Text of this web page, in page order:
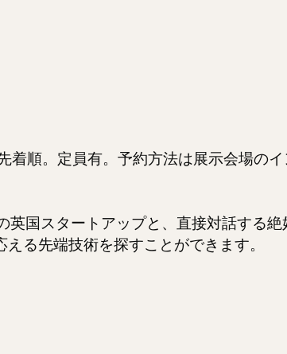
順。定員有。予約方法は展示会場のイ
国スタートアップと、直接対話する絶
る先端技術を探すことができます。